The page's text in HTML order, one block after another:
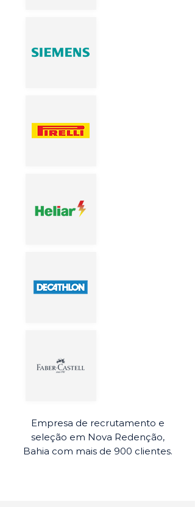
Empresa de recrutamento e
seleção em Nova Redenção,
Bahia com mais de 900 clientes.